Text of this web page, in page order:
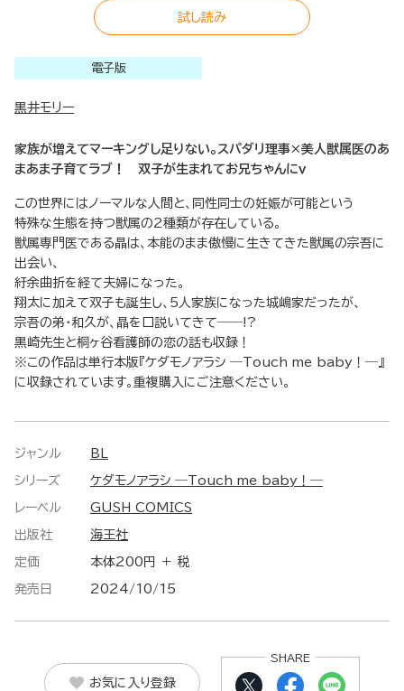
試し読み
電子版
黒井モリー
家族が増えてマーキングし足りない。スパダリ理事×美人獣属医のあ
まあま子育てラブ！ 双子が生まれてお兄ちゃんにｖ
この世界にはノーマルな人間と、同性同士の妊娠が可能という
特殊な生態を持つ獣属の2種類が存在している。
獣属専門医である晶は、本能のまま傲慢に生きてきた獣属の宗吾に
出会い、
紆余曲折を経て夫婦になった。
翔太に加えて双子も誕生し、5人家族になった城嶋家だったが、
宗吾の弟・和久が、晶を口説いてきて――!?
黒崎先生と桐ヶ谷看護師の恋の話も収録！
※この作品は単行本版『ケダモノアラシ ―Touch me baby！―』
に収録されています。重複購入にご注意ください。
ジャンル BL
シリーズ ケダモノアラシ ―Touch me baby！―
レーベル GUSH COMICS
出版社 海王社
定価 本体200円 ＋ 税
発売日 2024/10/15
お気に入り登録
SHARE